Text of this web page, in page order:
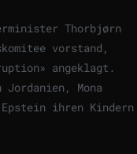
Thorbjørn
vorstand,
angeklagt.
Mona
ihren Kindern